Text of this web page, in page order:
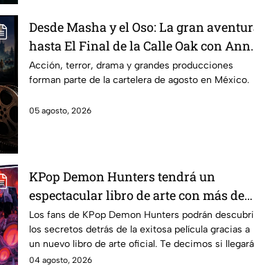
Desde Masha y el Oso: La gran
hasta El Final de la Calle Oak con
Hathaway. Esta es la lista completa de
los estrenos en cines para agosto de
Acción, terror, drama y grandes producciones
forman parte de la cartelera de agosto en México.
05 agosto, 2026
KPop Demon Hunters tendrá un
espectacular libro de arte con más de
500 ilustraciones inéditas: ¿se venderá
en México?
Los fans de KPop Demon Hunters podrán
los secretos detrás de la exitosa película gracias a
un nuevo libro de arte oficial. Te decimos si llegará
México.
04 agosto, 2026